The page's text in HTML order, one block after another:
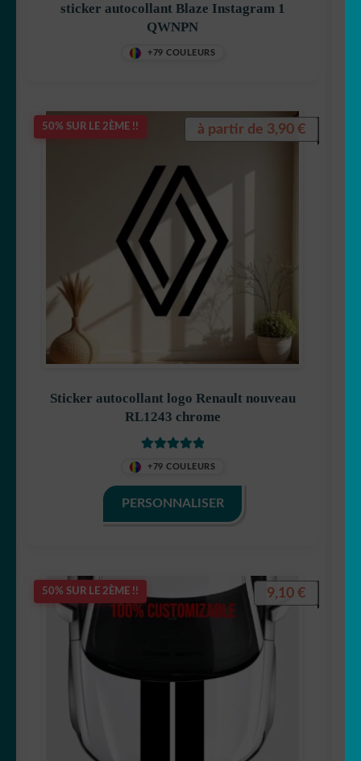
sticker autocollant Blaze Instagram 1
QWNPN
+79 COULEURS
50% SUR LE 2ÈME !!
Sticker autocollant logo Renault nouveau
RL1243 chrome
+79 COULEURS
à partir de 3,90 €
PERSONNALISER
50% SUR LE 2ÈME !! 9,10 €